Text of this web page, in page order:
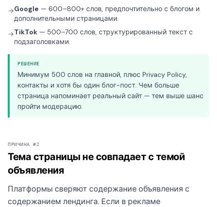
→Google — 600–800+ слов, предпочтительно с блогом и
дополнительными страницами.
→TikTok — 500–700 слов, структурированный текст с
подзаголовками.
РЕШЕНИЕ
Минимум 500 слов на главной, плюс Privacy Policy,
контакты и хотя бы один блог-пост. Чем больше
страница напоминает реальный сайт — тем выше шанс
пройти модерацию.
ПРИЧИНА #2
Тема страницы не совпадает с темой
объявления
Платформы сверяют содержание объявления с
содержанием лендинга. Если в рекламе